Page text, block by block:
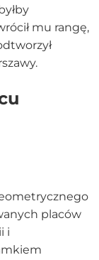
mu rangę,
placów
i